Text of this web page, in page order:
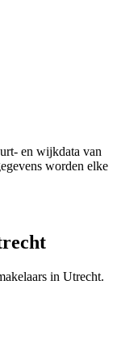
en wijkdata van
worden elke
in Utrecht.